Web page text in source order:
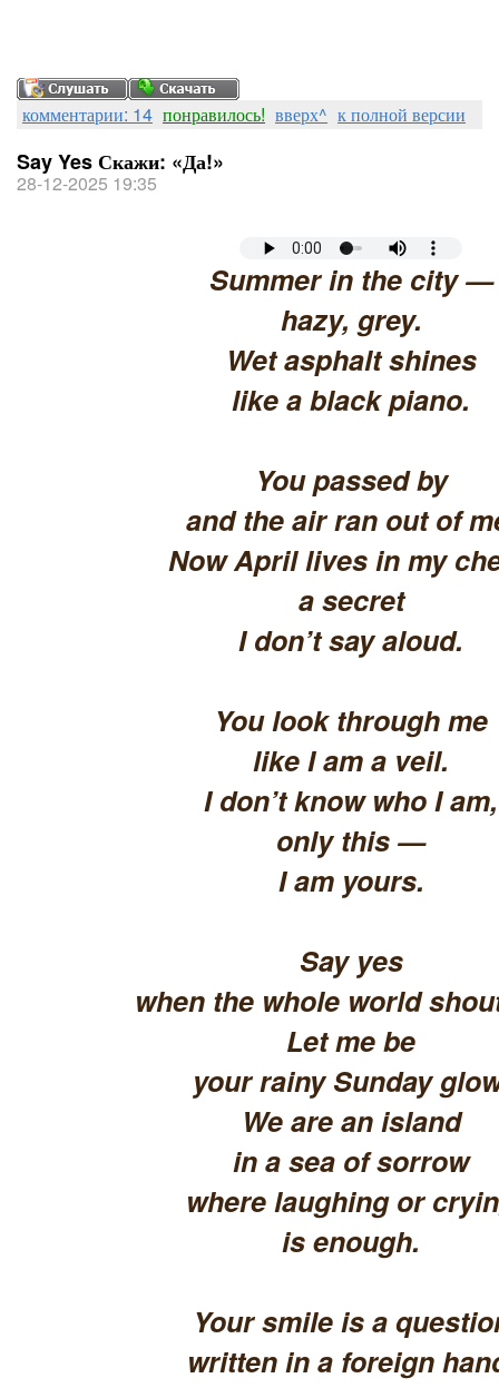
комментарии: 14 понравилось! вверх^ к полной версии
Say Yes Скажи: «Да!»
28-12-2025 19:35
Summer in the city —
hazy, grey.
Wet asphalt shines
like a black piano.
You passed by
and the air ran out of
Now April lives in my
a secret
I don’t say aloud.
You look through me
like I am a veil.
I don’t know who I am,
only this —
I am yours.
Say yes
when the whole world
Let me be
your rainy Sunday
We are an island
in a sea of sorrow
where laughing or
is enough.
Your smile is a
written in a foreign